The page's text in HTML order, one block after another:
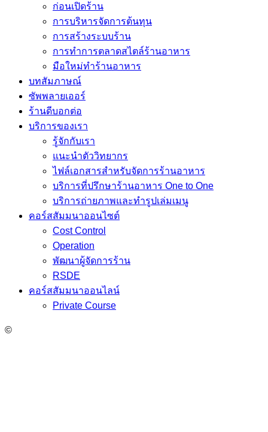
ก่อนเปิดร้าน
การบริหารจัดการต้นทุน
การสร้างระบบร้าน
การทำการตลาดสไตล์ร้านอาหาร
มือใหม่ทำร้านอาหาร
บทสัมภาษณ์
ซัพพลายเออร์
ร้านดีบอกต่อ
บริการของเรา
รู้จักกับเรา
แนะนำตัววิทยากร
ไฟล์เอกสารสำหรับจัดการร้านอาหาร
บริการที่ปรึกษาร้านอาหาร One to One
บริการถ่ายภาพและทำรูปเล่มเมนู
คอร์สสัมมนาออนไซต์
Cost Control
Operation
พัฒนาผู้จัดการร้าน
RSDE
คอร์สสัมมนาออนไลน์
Private Course
©